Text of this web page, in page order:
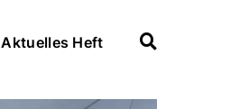
Aktuelles Heft